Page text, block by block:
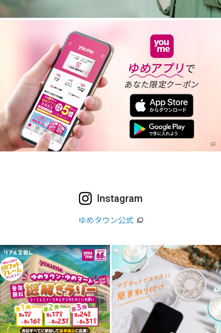
Instagram
ゆめタウン公式